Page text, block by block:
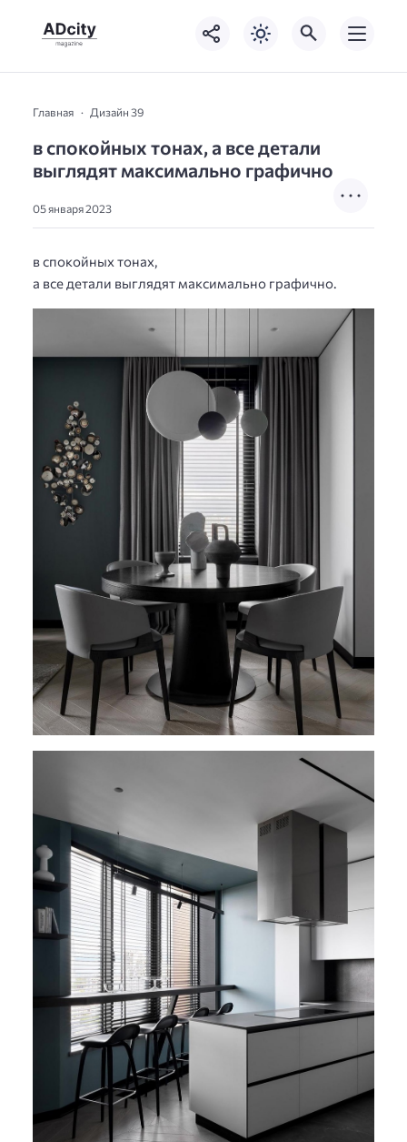
Главная Дизайн 39
в спокойных тонах, а все детали
выглядят максимально графично
05 января 2023
в спокойных тонах,
а все детали выглядят максимально графично.